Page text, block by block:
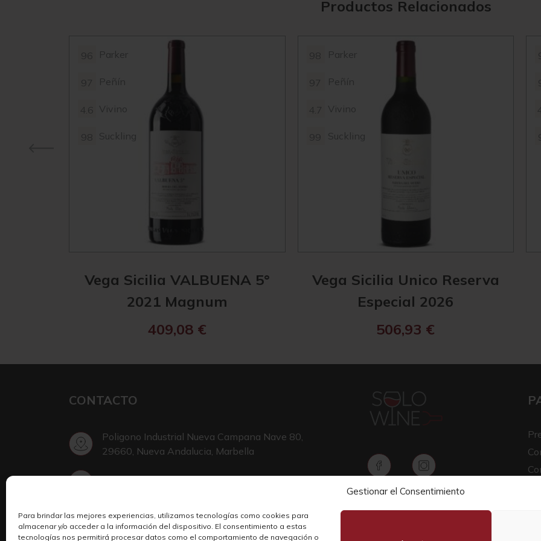
Gestionar el Consentimiento
Para brindar las mejores experiencias, utilizamos tecnologías como cookies para
almacenar y/o acceder a la información del dispositivo. El consentimiento a estas
tecnologías nos permitirá procesar datos como el comportamiento de navegación o
Productos Relacionados
Parker
Peñín
Vivino
Suckling
Vega Sicilia VALBUENA 5°
2021 Magnum
409,08 €
Parker
Peñín
Vivino
Suckling
Vega Sicilia Unico Reserva
Especial 2026
506,93 €
CONTACTO
Poligono Industrial Nueva Campana Nave 80,
29660, Nueva Andalucia, Marbella
Escribir en Telegram